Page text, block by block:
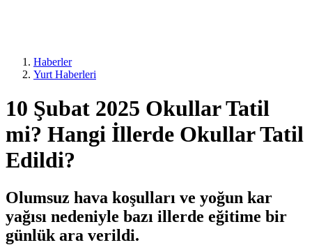
Haberler
Yurt Haberleri
10 Şubat 2025 Okullar Tatil
mi? Hangi İllerde Okullar Tatil
Edildi?
Olumsuz hava koşulları ve yoğun kar
yağısı nedeniyle bazı illerde eğitime bir
günlük ara verildi.